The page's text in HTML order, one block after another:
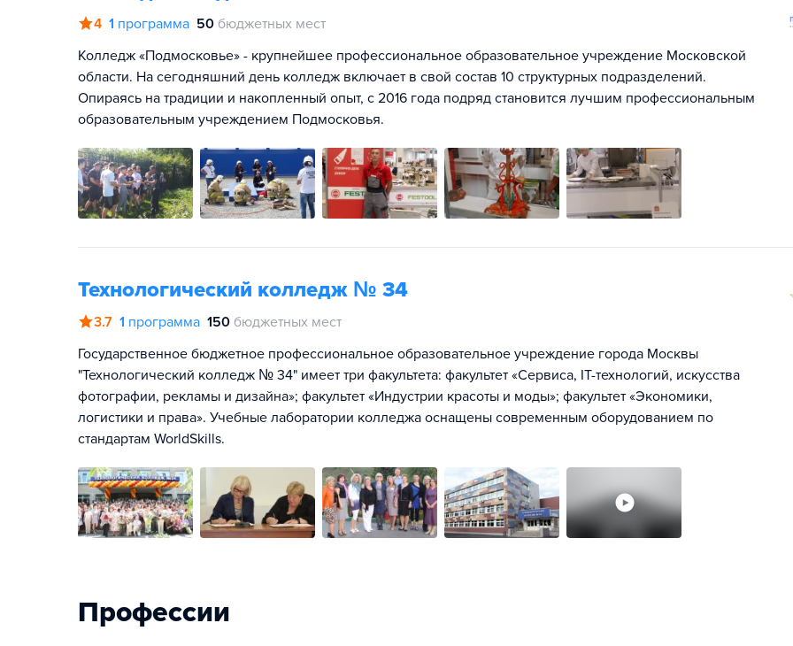
4 1 программа 50 бюджетных мест
Колледж «Подмосковье» - крупнейшее профессиональное образовательное учреждение Московской
области. На сегодняшний день колледж включает в свой состав 10 структурных подразделений.
Опираясь на традиции и накопленный опыт, с 2016 года подряд становится лучшим профессиональным
образовательным учреждением Подмосковья.
Технологический колледж № 34
3.7 1 программа 150 бюджетных мест
Государственное бюджетное профессиональное образовательное учреждение города Москвы
"Технологический колледж № 34" имеет три факультета: факультет «Сервиса, IT-технологий, искусства
фотографии, рекламы и дизайна»; факультет «Индустрии красоты и моды»; факультет «Экономики,
логистики и права». Учебные лаборатории колледжа оснащены современным оборудованием по
стандартам WorldSkills.
Профессии